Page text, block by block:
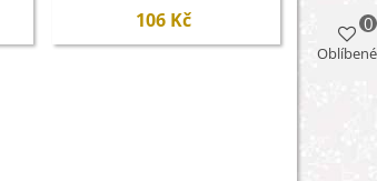
106 Kč
Oblíbené
0